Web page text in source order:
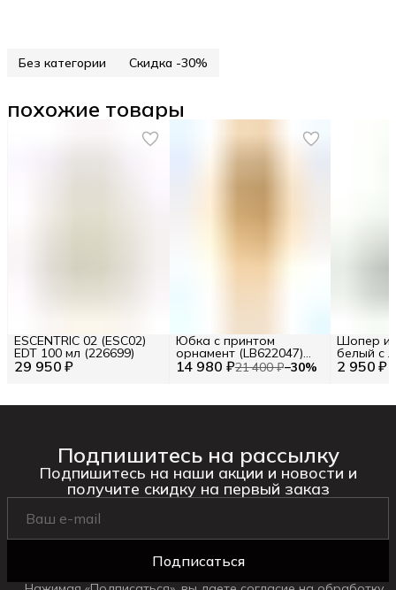
Без категории Скидка -30%
похожие товары
29 950 ₽
ESCENTRIC 02 (ESC02)
EDT 100 мл (226699)
14 980 ₽21 400 ₽−30%
Юбка с принтом
орнамент (LB622047)
Размер S (INT) Цв. 2 950 ₽
Шопер из
белый с
BA23-06
Подпишитесь на рассылку
Подпишитесь на наши акции и новости и
получите скидку на первый заказ
Подписаться